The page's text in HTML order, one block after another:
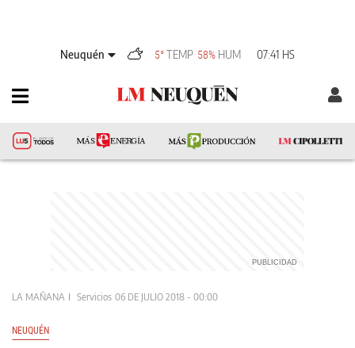
Neuquén 5°TEMP 58% HUM 07:41 HS
LA MAÑANA Servicios 06 DE JULIO 2018 - 00:00
NEUQUÉN